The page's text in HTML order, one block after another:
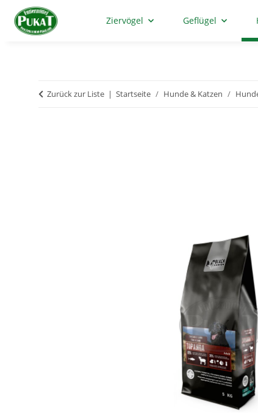
Ziervögel Geflügel
Zurück zur Liste Startseite Hunde & Katzen